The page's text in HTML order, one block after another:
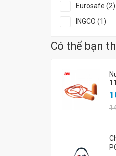
Eurosafe (2)
INGCO (1)
Có thể bạn